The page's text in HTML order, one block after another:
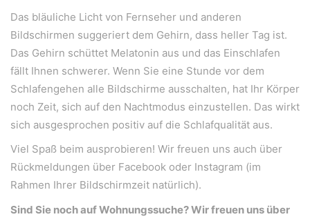
Das bläuliche Licht von Fernseher und anderen
Bildschirmen suggeriert dem Gehirn, dass heller Tag ist.
Das Gehirn schüttet Melatonin aus und das Einschlafen
fällt Ihnen schwerer. Wenn Sie eine Stunde vor dem
Schlafengehen alle Bildschirme ausschalten, hat Ihr Körper
noch Zeit, sich auf den Nachtmodus einzustellen. Das wirkt
sich ausgesprochen positiv auf die Schlafqualität aus.
Viel Spaß beim ausprobieren! Wir freuen uns auch über
Rückmeldungen über Facebook oder Instagram (im
Rahmen Ihrer Bildschirmzeit natürlich).
Sind Sie noch auf Wohnungssuche? Wir freuen uns über
Wir schaffen Lebensräume, die die Außenwelt mit der
Innenwelt verbinden. Das Persönliche steht stets im
Vordergrund.
Kontakt
Newsletter
Impressum